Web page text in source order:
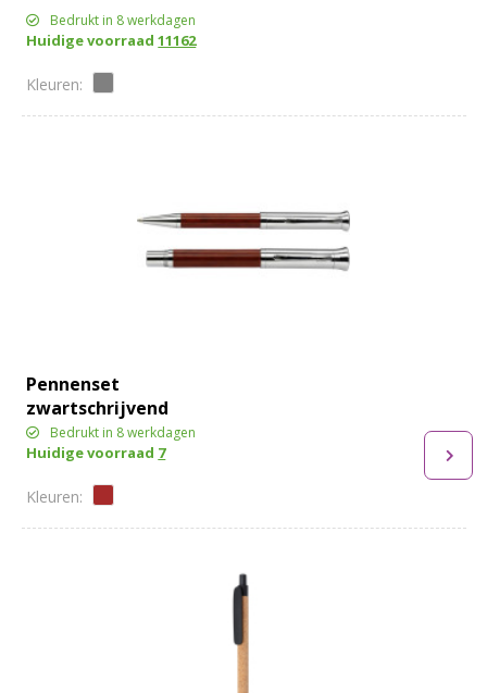
Bedrukt in 8 werkdagen
Huidige voorraad11162
Pennenset
zwartschrijvend
Bedrukt in 8 werkdagen
Huidige voorraad 7